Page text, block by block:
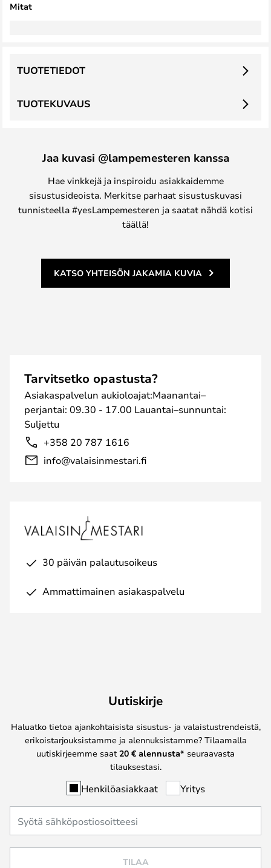
Mitat
TUOTEKUVAUS
TUOTETIEDOT
Jaa kuvasi @lampemesteren kanssa
Hae vinkkejä ja inspiroidu asiakkaidemme
sisustusideoista. Merkitse parhaat sisustuskuvasi
tunnisteella #yesLampemesteren ja saatat nähdä kotisi
täällä!
KATSO YHTEISÖN JAKAMIA KUVIA
Tarvitsetko opastusta?
Asiakaspalvelun aukioloajat:Maanantai–
perjantai: 09.30 - 17.00 Lauantai–sunnuntai:
Suljettu
+358 20 787 1616
info@valaisinmestari.fi
30 päivän palautusoikeus
Ammattimainen asiakaspalvelu
Uutiskirje
Haluatko tietoa ajankohtaisista sisustus- ja valaistustrendeistä,
erikoistarjouksistamme ja alennuksistamme? Tilaamalla
uutiskirjeemme saat 20 € alennusta* seuraavasta
tilauksestasi.
Henkilöasiakkaat Yritys
TILAA